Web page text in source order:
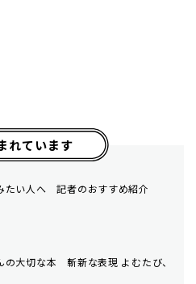
れています
たい人へ 記者のおすすめ紹介
の大切な本 斬新な表現 よむたび、